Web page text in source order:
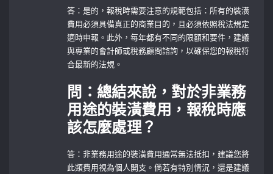
答：是的，報稅時需要注意的規範包括：所有的裝潢
費用必須具備真正的商業目的，且必須依照稅法規定
適時申報。此外，每年都有不同的限額和要件，建議
與專業的會計師或稅務顧問諮詢，以確保您的報稅符
合最新的法規。
問：總結來說，對於非業務
用途的裝潢費用，報稅時應
該怎麼處理？
答：非業務用途的裝潢費用通常無法抵扣，建議您將
此類費用視為個人開支。倘若有特別情況，還是建議